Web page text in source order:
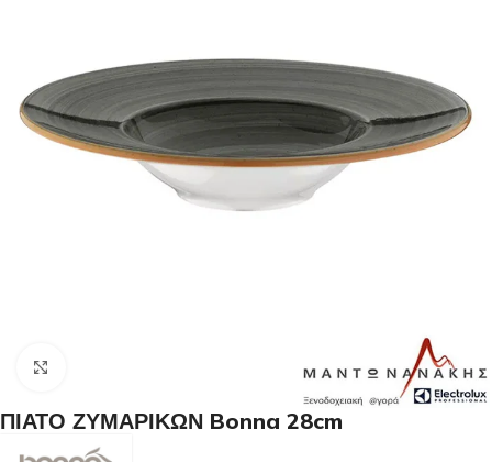
ΠΙΑΤΟ ΖΥΜΑΡΙΚΩΝ Bonna 28cm